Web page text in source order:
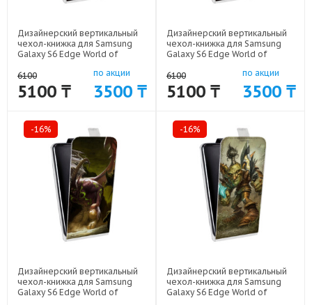
Дизайнерский вертикальный
чехол-книжка для Samsung
Galaxy S6 Edge World of
6100
5100 ₸
по акции
3500 ₸
Дизайнерский вертикальный
чехол-книжка для Samsung
Galaxy S6 Edge World of
6100
5100 ₸
по акции
3500 ₸
-16%
Дизайнерский вертикальный
чехол-книжка для Samsung
Galaxy S6 Edge World of
-16%
Дизайнерский вертикальный
чехол-книжка для Samsung
Galaxy S6 Edge World of